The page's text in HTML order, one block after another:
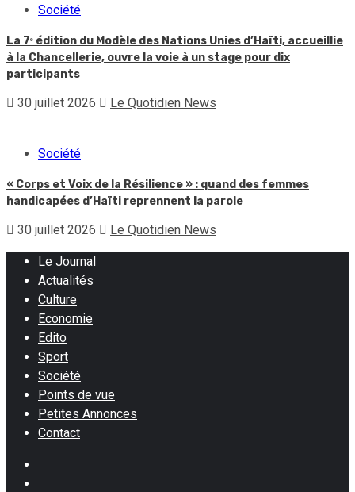
Société
La 7ᵉ édition du Modèle des Nations Unies d’Haïti, accueillie
à la Chancellerie, ouvre la voie à un stage pour dix
participants
30 juillet 2026 Le Quotidien News
Société
« Corps et Voix de la Résilience » : quand des femmes
handicapées d’Haïti reprennent la parole
30 juillet 2026 Le Quotidien News
Le Journal
Actualités
Culture
Economie
Edito
Sport
Société
Points de vue
Petites Annonces
Contact